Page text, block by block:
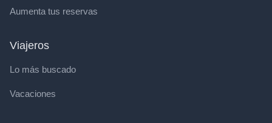
Aumenta tus reservas
Viajeros
Lo más buscado
Vacaciones